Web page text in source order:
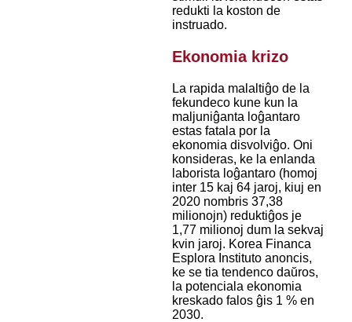
redukti la koston de
instruado.
Ekonomia krizo
La rapida malaltiĝo de la
fekundeco kune kun la
maljuniĝanta loĝantaro
estas fatala por la
ekonomia disvolviĝo. Oni
konsideras, ke la enlanda
laborista loĝantaro (homoj
inter 15 kaj 64 jaroj, kiuj en
2020 nombris 37,38
milionojn) reduktiĝos je
1,77 milionoj dum la sekvaj
kvin jaroj. Korea Financa
Esplora Instituto anoncis,
ke se tia tendenco daŭros,
la potenciala ekonomia
kreskado falos ĝis 1 % en
2030.